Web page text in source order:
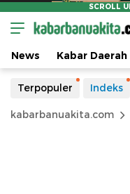
News Kabar Daerah
Terpopuler Indeks
kabarbanuakita.com